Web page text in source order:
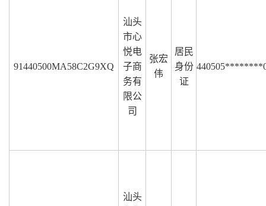
91440500MA58C2G9XQ
汕头
市心
悦电
子商
务有
限公
司
张宏
伟
居民
身份
证
汕头